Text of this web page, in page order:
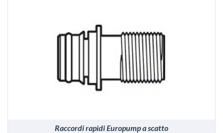
VEDI
Raccordi rapidi Europump a scatto